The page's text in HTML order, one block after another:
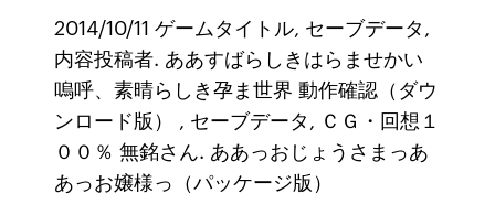
2014/10/11 ゲームタイトル, セーブデータ,
内容投稿者. ああすばらしきはらませかい
嗚呼、素晴らしき孕ま世界 動作確認（ダウ
ンロード版） , セーブデータ, ＣＧ・回想１
００％ 無銘さん. ああっおじょうさまっあ
あっお嬢様っ（パッケージ版）